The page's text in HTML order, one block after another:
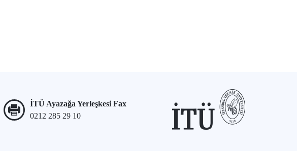
İTÜ Ayazağa Yerleşkesi Fax
0212 285 29 10